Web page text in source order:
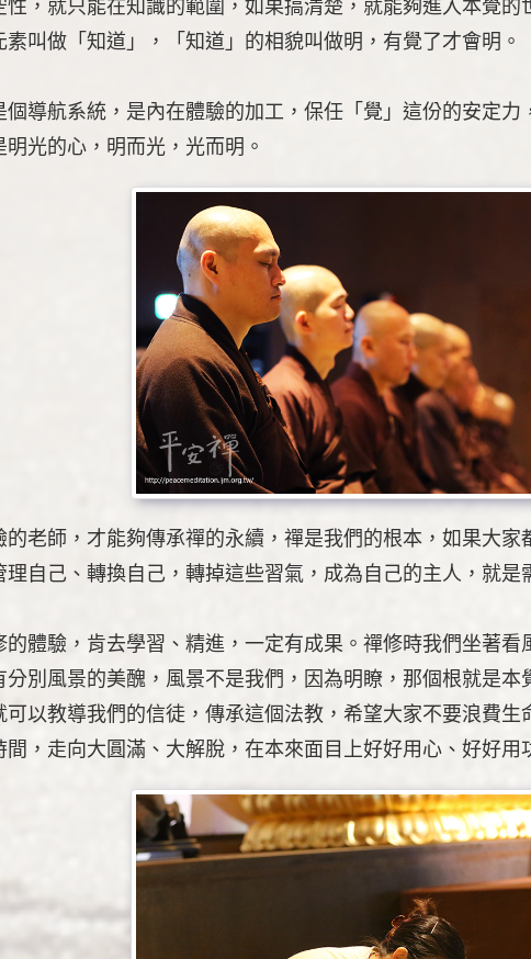
，就只能在知識的範圍，如果搞清楚，就能夠進入本覺
叫做「知道」，「知道」的相貌叫做明，有覺了才會明。
個導航系統，是內在體驗的加工，保任「覺」這份的安定
光的心，明而光，光而明。
的老師，才能夠傳承禪的永續，禪是我們的根本，如果大
自己、轉換自己，轉掉這些習氣，成為自己的主人，就是
的體驗，肯去學習、精進，一定有成果。禪修時我們坐著
別風景的美醜，風景不是我們，因為明瞭，那個根就是本
以教導我們的信徒，傳承這個法教，希望大家不要浪費
，走向大圓滿、大解脫，在本來面目上好好用心、好好用